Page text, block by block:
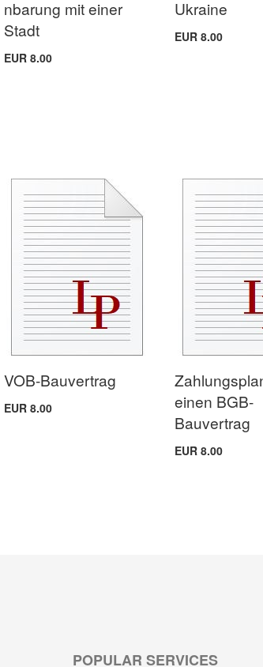
nbarung mit einer
Stadt
EUR 8.00
Ukraine
EUR 8.00
VOB-Bauvertrag
EUR 8.00
einen BGB-
Bauvertrag
EUR 8.00
POPULAR SERVICES